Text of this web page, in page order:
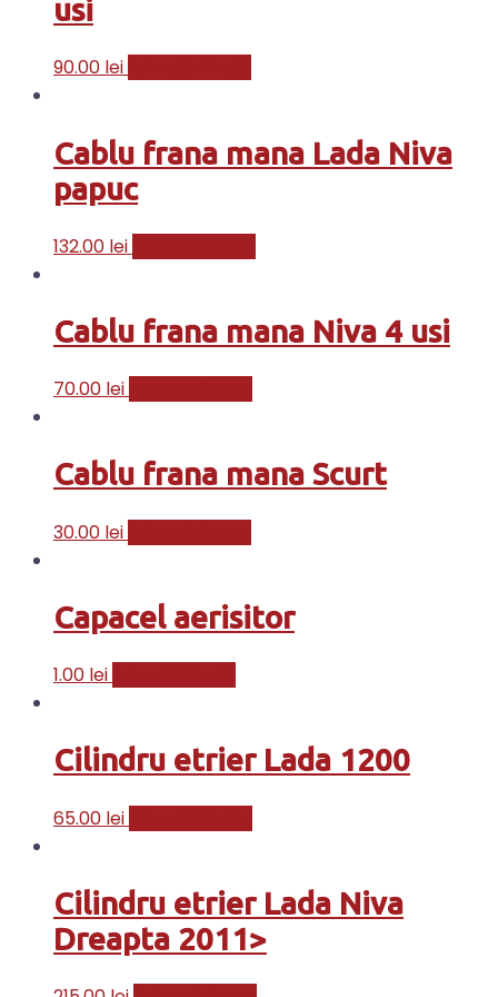
usi
90.00 lei
Cablu frana mana Lada Niva
papuc
132.00 lei
Cablu frana mana Niva 4 usi
70.00 lei
Cablu frana mana Scurt
30.00 lei
Capacel aerisitor
1.00 lei
Cilindru etrier Lada 1200
65.00 lei
Cilindru etrier Lada Niva
Dreapta 2011>